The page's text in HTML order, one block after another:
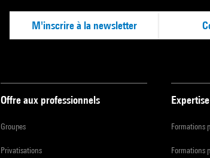
M'inscrire à la newsletter
Offre aux professionnels
Groupes
Privatisations
Formations
Formations